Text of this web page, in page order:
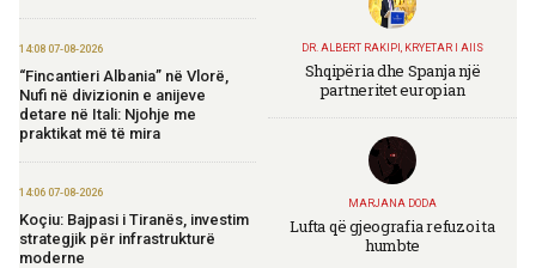
14:08 07-08-2026
“Fincantieri Albania” në Vlorë,
Nufi në divizionin e anijeve
detare në Itali: Njohje me
praktikat më të mira
14:06 07-08-2026
Koçiu: Bajpasi i Tiranës, investim
strategjik për infrastrukturë
moderne
DR. ALBERT RAKIPI, KRYETAR I AIIS
Shqipëria dhe Spanja një
partneritet europian
MARJANA DODA
Lufta që gjeografia refuzoi ta
humbte